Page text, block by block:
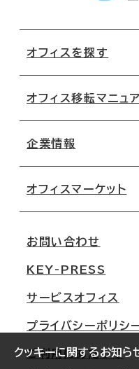
クッキーに関するお知ら
オフィスを探す
地図から探す
路線・駅から探す
オフィス移転マニュ
移転コストシミュレー
移転スケジュール
オフィス移転Q&A
企業情報
オフィスマーケット
大阪
名古屋
札幌
仙台
お問い合わせ
KEY-PRESS
サービスオフィス
プライバシーポリシ
ご利用にあたって